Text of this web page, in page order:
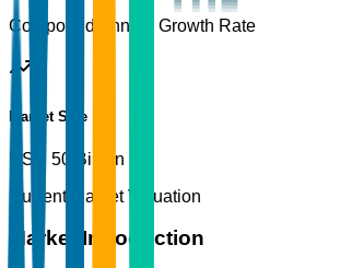
Compound Annual Growth Rate
Market Size
USD 50 Billion
Current Market Valuation
Market Introduction